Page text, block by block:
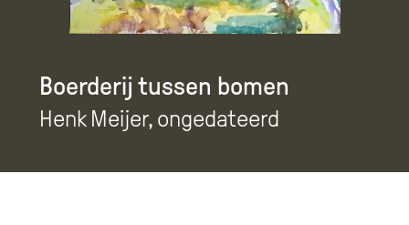
Boerderij tussen bomen
Henk Meijer, ongedateerd